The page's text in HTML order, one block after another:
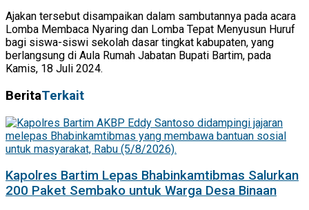
Ajakan tersebut disampaikan dalam sambutannya pada acara
Lomba Membaca Nyaring dan Lomba Tepat Menyusun Huruf
bagi siswa-siswi sekolah dasar tingkat kabupaten, yang
berlangsung di Aula Rumah Jabatan Bupati Bartim, pada
Kamis, 18 Juli 2024.
BeritaTerkait
Kapolres Bartim Lepas Bhabinkamtibmas Salurkan
200 Paket Sembako untuk Warga Desa Binaan